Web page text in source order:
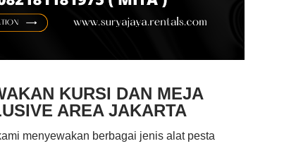
KURSI DAN MEJA
AREA JAKARTA
menyewakan berbagai jenis alat pesta